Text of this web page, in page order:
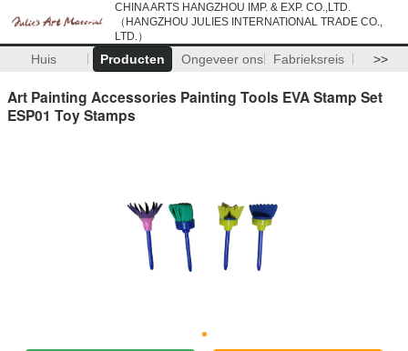
CHINA ARTS HANGZHOU IMP. & EXP. CO.,LTD.
（HANGZHOU JULIES INTERNATIONAL TRADE CO.,
LTD.）
Huis Producten Ongeveer ons Fabrieksreis >>
Art Painting Accessories Painting Tools EVA Stamp Set
ESP01 Toy Stamps